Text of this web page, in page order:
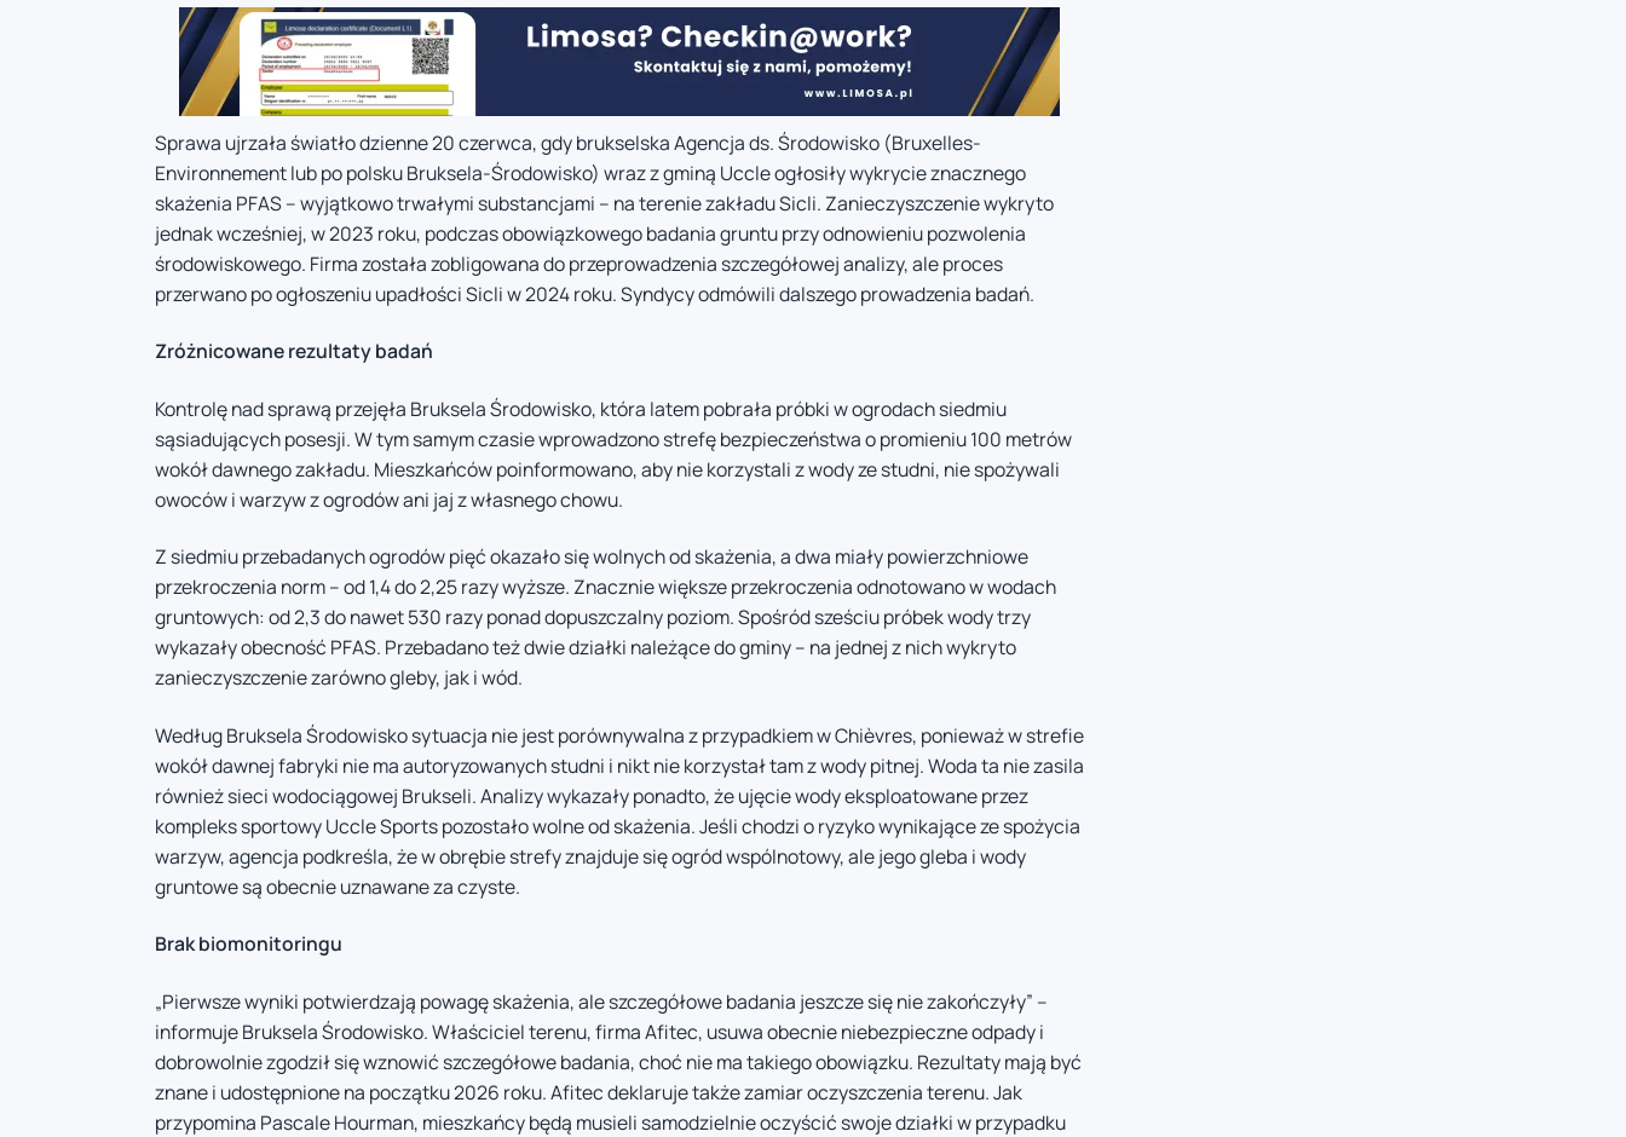
Sprawa ujrzała światło dzienne 20 czerwca, gdy brukselska Agencja ds. Środowisko (Bruxelles-
Environnement lub po polsku Bruksela-Środowisko) wraz z gminą Uccle ogłosiły wykrycie znacznego
skażenia PFAS – wyjątkowo trwałymi substancjami – na terenie zakładu Sicli. Zanieczyszczenie wykryto
jednak wcześniej, w 2023 roku, podczas obowiązkowego badania gruntu przy odnowieniu pozwolenia
środowiskowego. Firma została zobligowana do przeprowadzenia szczegółowej analizy, ale proces
przerwano po ogłoszeniu upadłości Sicli w 2024 roku. Syndycy odmówili dalszego prowadzenia badań.
Zróżnicowane rezultaty badań
Kontrolę nad sprawą przejęła Bruksela Środowisko, która latem pobrała próbki w ogrodach siedmiu
sąsiadujących posesji. W tym samym czasie wprowadzono strefę bezpieczeństwa o promieniu 100 metrów
wokół dawnego zakładu. Mieszkańców poinformowano, aby nie korzystali z wody ze studni, nie spożywali
owoców i warzyw z ogrodów ani jaj z własnego chowu.
Z siedmiu przebadanych ogrodów pięć okazało się wolnych od skażenia, a dwa miały powierzchniowe
przekroczenia norm – od 1,4 do 2,25 razy wyższe. Znacznie większe przekroczenia odnotowano w wodach
gruntowych: od 2,3 do nawet 530 razy ponad dopuszczalny poziom. Spośród sześciu próbek wody trzy
wykazały obecność PFAS. Przebadano też dwie działki należące do gminy – na jednej z nich wykryto
zanieczyszczenie zarówno gleby, jak i wód.
Według Bruksela Środowisko sytuacja nie jest porównywalna z przypadkiem w Chièvres, ponieważ w strefie
wokół dawnej fabryki nie ma autoryzowanych studni i nikt nie korzystał tam z wody pitnej. Woda ta nie zasila
również sieci wodociągowej Brukseli. Analizy wykazały ponadto, że ujęcie wody eksploatowane przez
kompleks sportowy Uccle Sports pozostało wolne od skażenia. Jeśli chodzi o ryzyko wynikające ze spożycia
warzyw, agencja podkreśla, że w obrębie strefy znajduje się ogród wspólnotowy, ale jego gleba i wody
gruntowe są obecnie uznawane za czyste.
Brak biomonitoringu
„Pierwsze wyniki potwierdzają powagę skażenia, ale szczegółowe badania jeszcze się nie zakończyły” –
informuje Bruksela Środowisko. Właściciel terenu, firma Afitec, usuwa obecnie niebezpieczne odpady i
dobrowolnie zgodził się wznowić szczegółowe badania, choć nie ma takiego obowiązku. Rezultaty mają być
znane i udostępnione na początku 2026 roku. Afitec deklaruje także zamiar oczyszczenia terenu. Jak
przypomina Pascale Hourman, mieszkańcy będą musieli samodzielnie oczyścić swoje działki w przypadku